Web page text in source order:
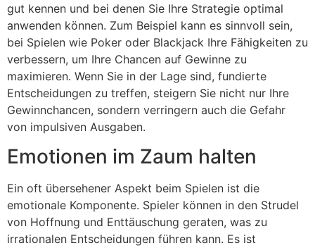
gut kennen und bei denen Sie Ihre Strategie optimal
anwenden können. Zum Beispiel kann es sinnvoll sein,
bei Spielen wie Poker oder Blackjack Ihre Fähigkeiten zu
verbessern, um Ihre Chancen auf Gewinne zu
maximieren. Wenn Sie in der Lage sind, fundierte
Entscheidungen zu treffen, steigern Sie nicht nur Ihre
Gewinnchancen, sondern verringern auch die Gefahr
von impulsiven Ausgaben.
Emotionen im Zaum halten
Ein oft übersehener Aspekt beim Spielen ist die
emotionale Komponente. Spieler können in den Strudel
von Hoffnung und Enttäuschung geraten, was zu
irrationalen Entscheidungen führen kann. Es ist